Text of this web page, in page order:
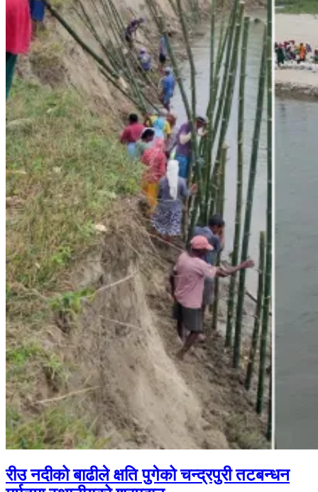
रीउ नदीको बाढीले क्षति पुगेको चन्द्रपुरी तटबन्धन